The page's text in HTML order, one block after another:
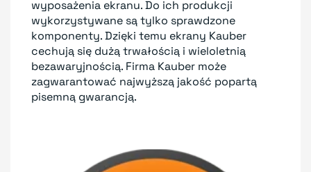
wyposażenia ekranu. Do ich produkcji
wykorzystywane są tylko sprawdzone
komponenty. Dzięki temu ekrany Kauber
cechują się dużą trwałością i wieloletnią
bezawaryjnością. Firma Kauber może
zagwarantować najwyższą jakość popartą
pisemną gwarancją.